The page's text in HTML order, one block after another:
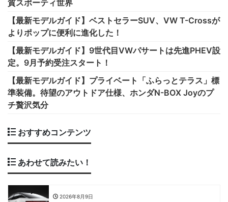
質スポーティ世界
【最新モデルガイド】ベストセラーSUV、VW T-Crossが
よりポップに便利に進化した！
【最新モデルガイド】9世代目VWパサートは先進PHEV設
定。9月予約受注スタート！
【最新モデルガイド】プライベート「ふらっとテラス」標
準装備。待望のアウトドア仕様、ホンダN-BOX Joyのプ
チ贅沢気分
おすすめコンテンツ
あわせて読みたい！
2026年8月9日